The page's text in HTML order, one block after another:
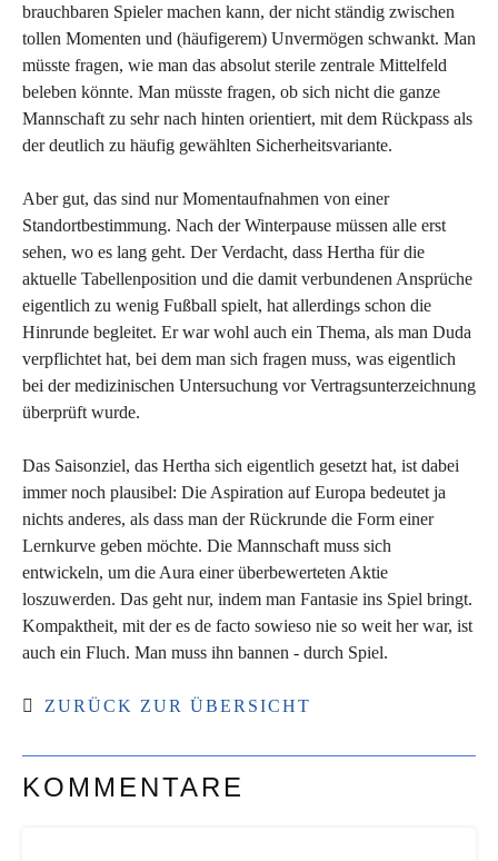
brauchbaren Spieler machen kann, der nicht ständig zwischen
tollen Momenten und (häufigerem) Unvermögen schwankt. Man
müsste fragen, wie man das absolut sterile zentrale Mittelfeld
beleben könnte. Man müsste fragen, ob sich nicht die ganze
Mannschaft zu sehr nach hinten orientiert, mit dem Rückpass als
der deutlich zu häufig gewählten Sicherheitsvariante.
Aber gut, das sind nur Momentaufnahmen von einer
Standortbestimmung. Nach der Winterpause müssen alle erst
sehen, wo es lang geht. Der Verdacht, dass Hertha für die
aktuelle Tabellenposition und die damit verbundenen Ansprüche
eigentlich zu wenig Fußball spielt, hat allerdings schon die
Hinrunde begleitet. Er war wohl auch ein Thema, als man Duda
verpflichtet hat, bei dem man sich fragen muss, was eigentlich
bei der medizinischen Untersuchung vor Vertragsunterzeichnung
überprüft wurde.
Das Saisonziel, das Hertha sich eigentlich gesetzt hat, ist dabei
immer noch plausibel: Die Aspiration auf Europa bedeutet ja
nichts anderes, als dass man der Rückrunde die Form einer
Lernkurve geben möchte. Die Mannschaft muss sich
entwickeln, um die Aura einer überbewerteten Aktie
loszuwerden. Das geht nur, indem man Fantasie ins Spiel bringt.
Kompaktheit, mit der es de facto sowieso nie so weit her war, ist
auch ein Fluch. Man muss ihn bannen - durch Spiel.
ZURÜCK ZUR ÜBERSICHT
KOMMENTARE